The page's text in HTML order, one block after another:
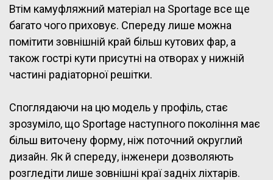
Втім камуфляжний матеріал на Sportage все ще
багато чого приховує. Спереду лише можна
помітити зовнішній край більш кутових фар, а
також гострі кути присутні на отворах у нижній
частині радіаторної решітки.
Споглядаючи на цю модель у профіль, стає
зрозуміло, що Sportage наступного покоління має
більш виточену форму, ніж поточний округлий
дизайн. Як й спереду, інженери дозволяють
розгледіти лише зовнішні краї задніх ліхтарів.